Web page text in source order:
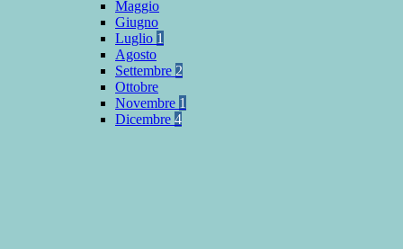
Maggio
Giugno
Luglio 1
Agosto
Settembre 2
Ottobre
Novembre 1
Dicembre 4